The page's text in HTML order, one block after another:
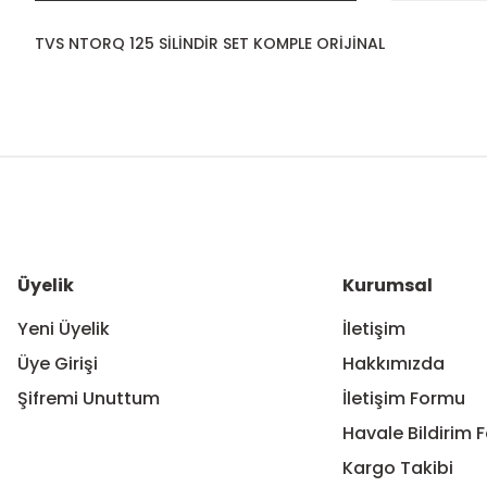
TVS NTORQ 125 SİLİNDİR SET KOMPLE ORİJİNAL
Ürün bilgilerinde hatalar bulunuyor.
Üyelik
Yeni Üyelik
Üye Girişi
Şifremi Unuttum
Kurumsal
İletişim
Hakkımızda
İletişim Formu
Havale Bildirim
Kargo Takibi